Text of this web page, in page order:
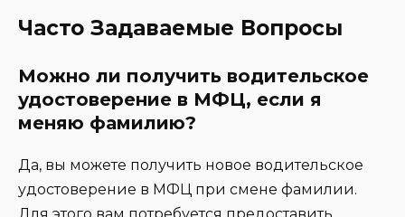
Часто Задаваемые Вопросы
Можно ли получить водительское
удостоверение в МФЦ, если я
меняю фамилию?
Да, вы можете получить новое водительское
удостоверение в МФЦ при смене фамилии.